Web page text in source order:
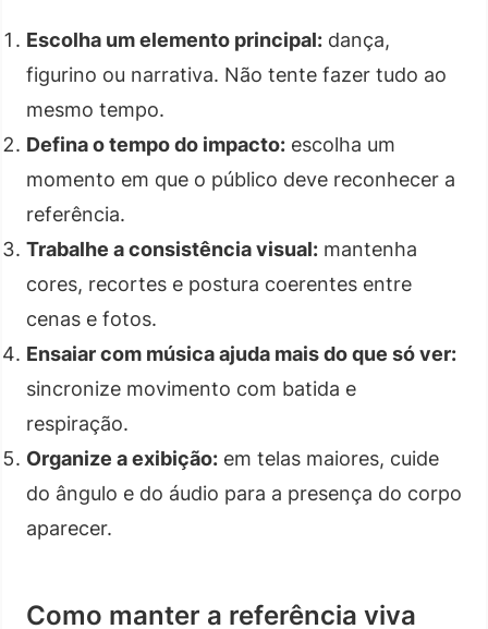
Escolha um elemento principal: dança,
figurino ou narrativa. Não tente fazer tudo ao
mesmo tempo.
Defina o tempo do impacto: escolha um
momento em que o público deve reconhecer a
referência.
Trabalhe a consistência visual: mantenha
cores, recortes e postura coerentes entre
cenas e fotos.
Ensaiar com música ajuda mais do que só ver:
sincronize movimento com batida e
respiração.
Organize a exibição: em telas maiores, cuide
do ângulo e do áudio para a presença do corpo
aparecer.
Como manter a referência viva